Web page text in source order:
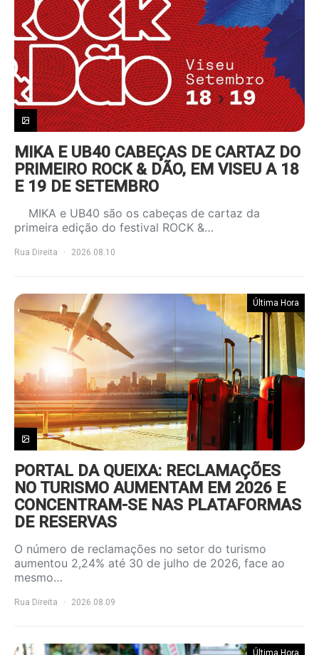
MIKA E UB40 CABEÇAS DE CARTAZ DO
PRIMEIRO ROCK & DÃO, EM VISEU A 18
E 19 DE SETEMBRO
MIKA e UB40 são os cabeças de cartaz da
primeira edição do festival ROCK &…
Rua Direita 2026.08.10
Última Hora
PORTAL DA QUEIXA: RECLAMAÇÕES
NO TURISMO AUMENTAM EM 2026 E
CONCENTRAM-SE NAS PLATAFORMAS
DE RESERVAS
O número de reclamações no setor do turismo
aumentou 2,24% até 30 de julho de 2026, face ao
mesmo…
Rua Direita 2026.08.09
Última Hora